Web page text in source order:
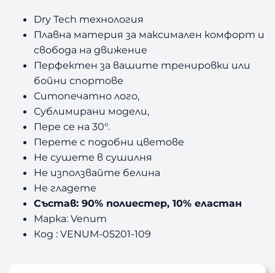
Dry Tech технология
Плавна материя за максимален комфорт и
свобода на движение
Перфектен за вашите тренировки или
бойни спортове
Ситопечатно лого,
Сублимирани модели,
Пере се на 30°.
Перете с подобни цветове
Не сушете в сушилня
Не използвайте белина
Не гладете
Състав: 90% полиестер, 10% еластан
Марка: Venum
Код : VENUM-05201-109